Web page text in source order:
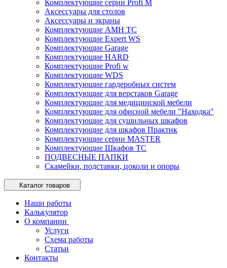
Комплектующие серии Profi M
Аксессуары для столов
Аксессуары и экраны
Комплектующие AMH TC
Комплектующие Expert WS
Комплектующие Garage
Комплектующие HARD
Комплектующие Profi w
Комплектующие WDS
Комплектующие гардеробных систем
Комплектующие для верстаков Garage
Комплектующие для медицинской мебели
Комплектующие для офисной мебели "Находка"
Комплектующие для сушильных шкафов
Комплектующие для шкафов Практик
Комплектующие серии MASTER
Комплектующие Шкафов ТС
ПОДВЕСНЫЕ ПАПКИ
Скамейки, подставки, цоколи и опоры
Каталог товаров
Наши работы
Калькулятор
О компании
Услуги
Схема работы
Статьи
Контакты